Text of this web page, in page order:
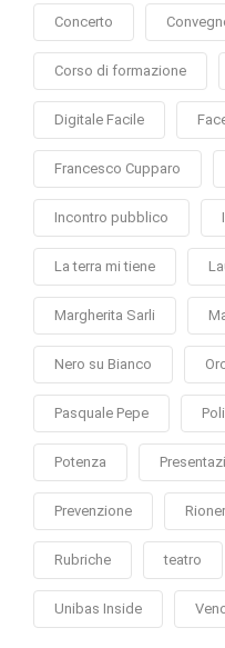
Concerto
Corso di formazione
Digitale Facile
Francesco Cupparo
Incontro pubblico
La terra mi tiene
Margherita Sarli
Nero su Bianco
Pasquale Pepe
Potenza
Prevenzione
Rubriche teatro
Unibas Inside